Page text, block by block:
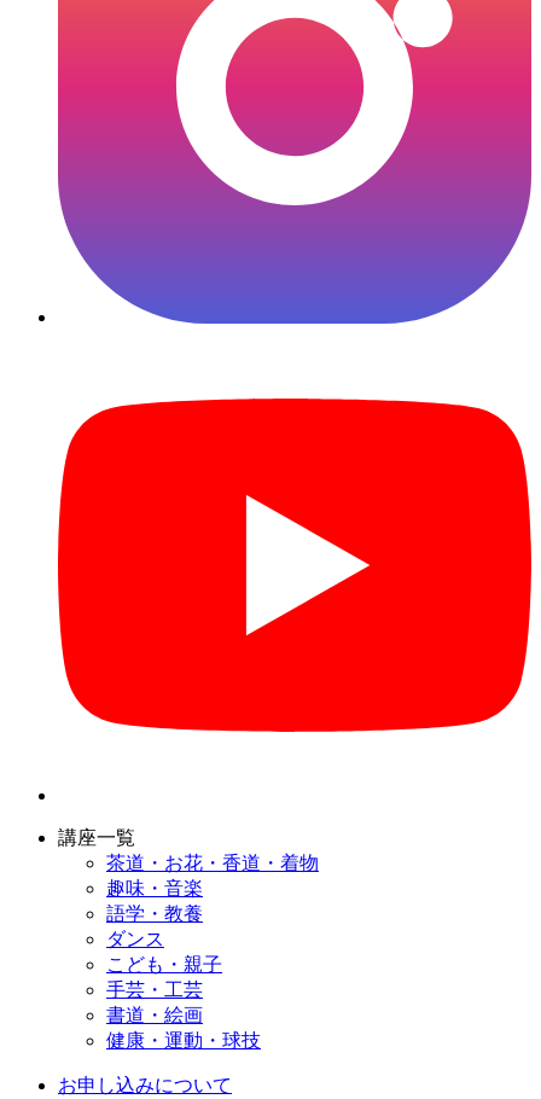
講座一覧
茶道・お花・香道・着物
趣味・音楽
語学・教養
ダンス
こども・親子
手芸・工芸
書道・絵画
健康・運動・球技
お申し込みについて